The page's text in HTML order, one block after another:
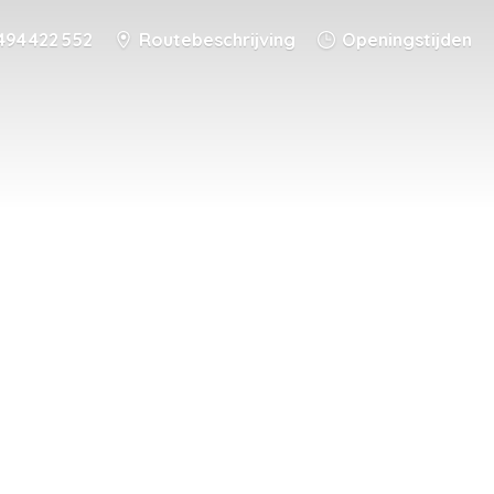
422 552 Routebeschrijving Openingstijden